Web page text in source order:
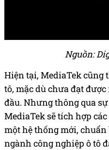
Nguồn:
Hiện tại, MediaTek
tô, mặc dù chưa đạt
đầu. Nhưng thông qua
MediaTek sẽ tích hợp
một hệ thống mới,
ngành công nghiệp ô tô